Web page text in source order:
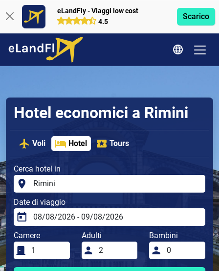
eLandFly - Viaggi low cost
4.5
Scarico
Hotel economici a Rimini
Voli Hotel Tours
Cerca hotel in
Date di viaggio
Camere Adulti Bambini